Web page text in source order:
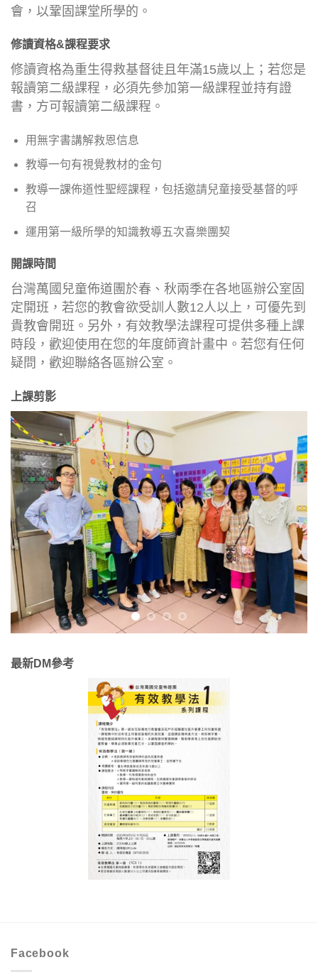
會，以鞏固課堂所學的。
修讀資格&課程要求
修讀資格為重生得救基督徒且年滿15歲以上；若您是
報讀第二級課程，必須先參加第一級課程並持有證
書，方可報讀第二級課程。
用無字書講解救恩信息
教導一句有視覺教材的金句
教導一課佈道性聖經課程，包括邀請兒童接受基督的呼
召
運用第一級所學的知識教導五次喜樂團契
開課時間
台灣萬國兒童佈道團於春、秋兩季在各地區辦公室固
定開班，若您的教會欲受訓人數12人以上，可優先到
貴教會開班。另外，有效教學法課程可提供多種上課
時段，歡迎使用在您的年度師資計畫中。若您有任何
疑問，歡迎聯絡各區辦公室。
上課剪影
最新DM參考
Facebook